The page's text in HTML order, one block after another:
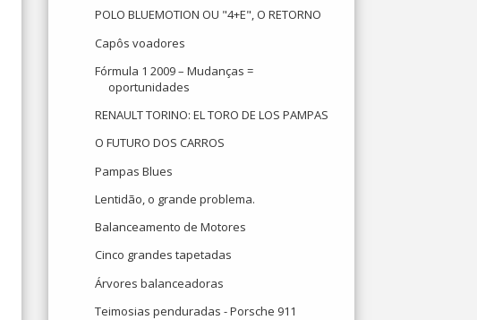
POLO BLUEMOTION OU "4+E", O RETORNO
Capôs voadores
Fórmula 1 2009 – Mudanças =
oportunidades
RENAULT TORINO: EL TORO DE LOS PAMPAS
O FUTURO DOS CARROS
Pampas Blues
Lentidão, o grande problema.
Balanceamento de Motores
Cinco grandes tapetadas
Árvores balanceadoras
Teimosias penduradas - Porsche 911